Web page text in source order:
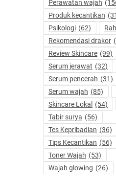
Perawatan wajah
Produk kecantikan
Psikologi (62)
Rekomendasi drakor
Review Skincare (99)
Serum jerawat (32)
Serum pencerah (31)
Serum wajah (85)
Skincare Lokal
(54)
Tabir surya (56)
Tes Kepribadian (36)
Tips Kecantikan (56)
Toner Wajah (53)
Wajah glowing (26)